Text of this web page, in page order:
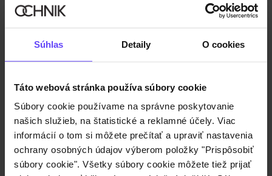
Súhlas Detaily O cookies
Táto webová stránka používa súbory cookie
Súbory cookie používame na správne poskytovanie
našich služieb, na štatistické a reklamné účely. Viac
informácií o tom si môžete prečítať a upraviť nastavenia
ochrany osobných údajov výberom položky "Prispôsobiť
súbory cookie". Všetky súbory cookie môžete tiež prijať
Premium
Dámsky vlnený kožuch v ťavej farbe
€129,90
€219,90 -najnižšia cena za 30 dní pred znížením